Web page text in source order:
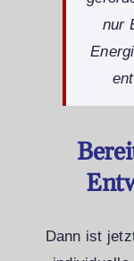
nur
Dann ist